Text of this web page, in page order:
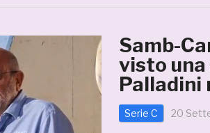
Samb-
visto una
Palladini
Serie C 20